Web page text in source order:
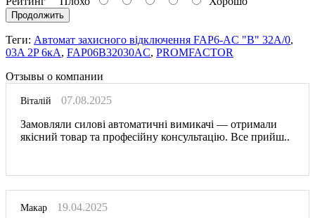
Продолжить
Теги: Автомат захисного відключення FAP6-AC "B" 32А/0,
03A 2P 6кА, FAP06B32030AC, PROMFACTOR
Отзывы о компании
Віталій
07.08.2025
Замовляли силові автоматичні вимикачі — отримали
якісний товар та професійну консультацію. Все прийш..
Макар 19.04.2025